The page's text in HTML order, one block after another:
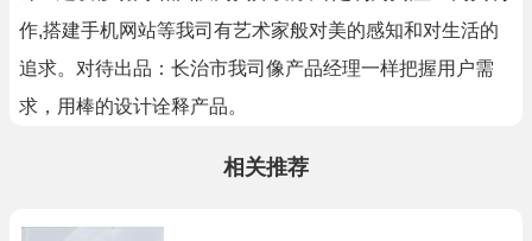
作,搭建手机网站等我司有艺术家般对美的感知和对生活的
追求。对待出品：长治市我司像产品经理一样把握用户需
求，用棒的设计诠释产品。
相关推荐